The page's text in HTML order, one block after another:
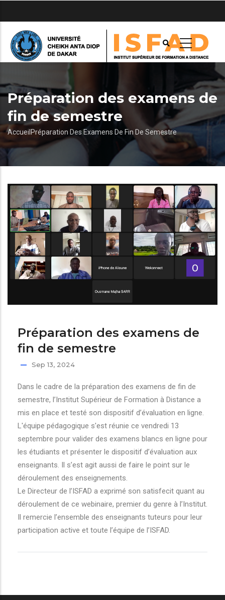
au
contenu
principal
Préparation des examens de
fin de semestre
Fil
d'Ariane
Accueil Préparation Des Examens De Fin De Semestre
Préparation des examens de
fin de semestre
Sep 13, 2024
Dans le cadre de la préparation des examens de fin de
semestre, l’Institut Supérieur de Formation à Distance a
mis en place et testé son dispositif d’évaluation en ligne.
L'équipe pédagogique s'est réunie ce vendredi 13
septembre pour valider des examens blancs en ligne pour
les étudiants et présenter le dispositif d’évaluation aux
enseignants. Il s’est agit aussi de faire le point sur le
déroulement des enseignements.
Le Directeur de l’ISFAD a exprimé son satisfecit quant au
déroulement de ce webinaire, premier du genre à l’Institut.
Il remercie l’ensemble des enseignants tuteurs pour leur
participation active et toute l’équipe de l’ISFAD.